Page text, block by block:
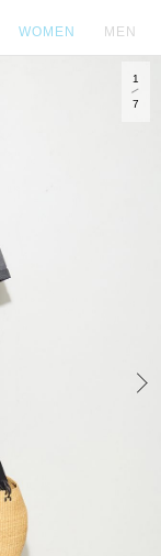
WOMEN MEN
1
7